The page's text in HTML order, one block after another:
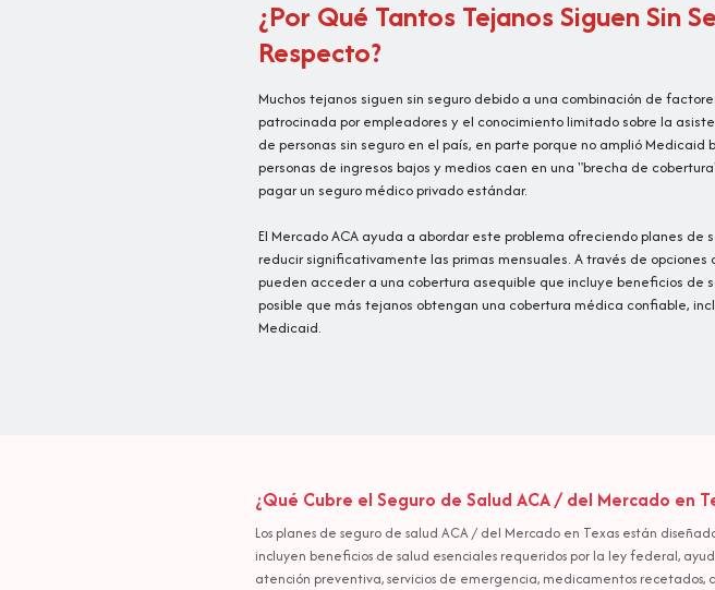
¿Por Qué Tantos Tejanos Siguen Sin
Respecto?
Muchos tejanos siguen sin seguro debido a una combinación de
patrocinada por empleadores y el conocimiento limitado sobre la
de personas sin seguro en el país, en parte porque no amplió
personas de ingresos bajos y medios caen en una "brecha de
pagar un seguro médico privado estándar.
El Mercado ACA ayuda a abordar este problema ofreciendo planes
reducir significativamente las primas mensuales. A través de
pueden acceder a una cobertura asequible que incluye beneficios de
posible que más tejanos obtengan una cobertura médica confiable,
Medicaid.
¿Qué Cubre el Seguro de Salud ACA / del Mercado en
Los planes de seguro de salud ACA / del Mercado en Texas están
incluyen beneficios de salud esenciales requeridos por la ley federal,
atención preventiva, servicios de emergencia, medicamentos